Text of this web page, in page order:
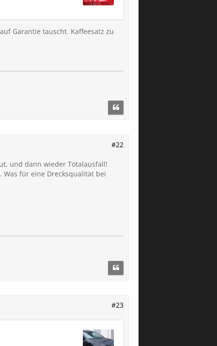
Garantie tauscht. Kaffeesatz zu
#22
und dann wieder Totalausfall!
für eine Drecksqualität bei
#23